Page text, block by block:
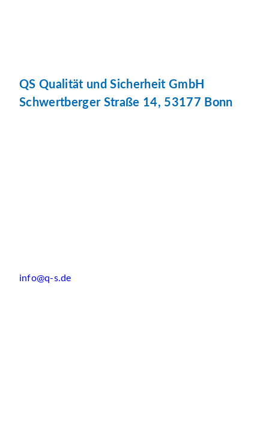
QS Qualität und Sicherheit GmbH
Schwertberger Straße 14, 53177 Bonn
info@q-s.de